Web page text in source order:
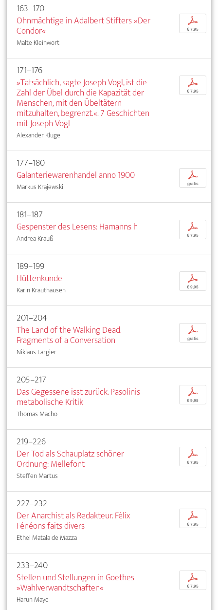
163–170
Ohnmächtige in Adalbert Stifters »Der
Condor«
Malte Kleinwort
p
€ 7,95
171–176
»Tatsächlich, sagte Joseph Vogl, ist die
Zahl der Übel durch die Kapazität der
Menschen, mit den Übeltätern
mitzuhalten, begrenzt.«. 7 Geschichten
mit Joseph Vogl
Alexander Kluge
p
€ 7,95
177–180
Galanteriewarenhandel anno 1900
Markus Krajewski
p
gratis
181–187
Gespenster des Lesens: Hamanns h
Andrea Krauß
p
€ 7,95
189–199
Hüttenkunde
Karin Krauthausen
p
€ 9,95
201–204
The Land of the Walking Dead.
Fragments of a Conversation
Niklaus Largier
p
gratis
205–217
Das Gegessene isst zurück. Pasolinis
metabolische Kritik
Thomas Macho
p
€ 9,95
219–226
Der Tod als Schauplatz schöner
Ordnung: Mellefont
Steffen Martus
p
€ 7,95
227–232
Der Anarchist als Redakteur. Félix
Fénéons faits divers
Ethel Matala de Mazza
p
€ 7,95
233–240
Stellen und Stellungen in Goethes
»Wahlverwandtschaften«
Harun Maye
p
€ 7,95